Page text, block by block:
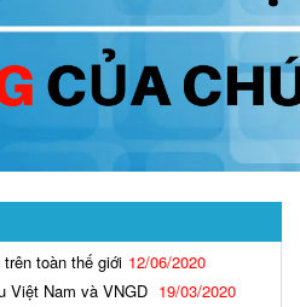
toàn thế giới 12/06/2020
Việt Nam và VNGD 19/03/2020